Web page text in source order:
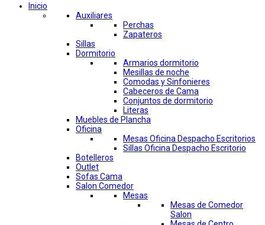
Inicio
Auxiliares
Perchas
Zapateros
Sillas
Dormitorio
Armarios dormitorio
Mesillas de noche
Comodas y Sinfonieres
Cabeceros de Cama
Conjuntos de dormitorio
Literas
Muebles de Plancha
Oficina
Mesas Oficina Despacho Escritorios
Sillas Oficina Despacho Escritorio
Botelleros
Outlet
Sofas Cama
Salon Comedor
Mesas
Mesas de Comedor
Salon